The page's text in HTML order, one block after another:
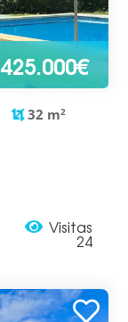
425.000€
32 m2
Visitas
24